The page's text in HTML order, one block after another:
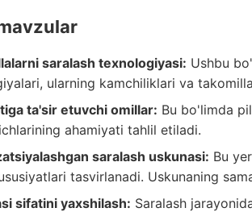
saralash texnologiyasi: Ushbu
ularning kamchiliklari va
ta'sir etuvchi omillar: Bu bo'limda
ahamiyati tahlil etiladi.
saralash uskunasi: Bu
tasvirlanadi. Uskunaning
sifatini yaxshilash: Saralash